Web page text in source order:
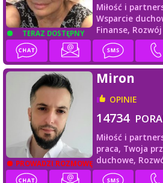
TERAZ DOSTĘPNY
Miłość i
Wsparcie
Finanse,
PROWADZI ROZMOWĘ
Miron
OPINIE
14734
Miłość i
praca, Twoja
duchowe,